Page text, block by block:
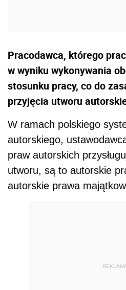
Pracodawca, którego
w wyniku wykonywania
stosunku pracy, co do
przyjęcia utworu
W ramach polskiego
autorskiego,
praw autorskich
utworu, są to autorskie
autorskie prawa